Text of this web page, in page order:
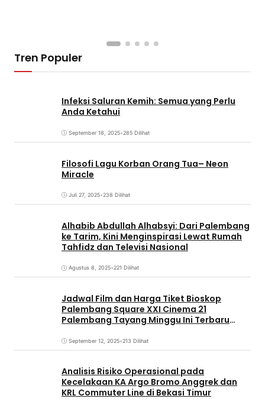
Tren Populer
Infeksi Saluran Kemih: Semua yang Perlu
Anda Ketahui
September 18, 2025•285 Dilihat
Filosofi Lagu Korban Orang Tua– Neon
Miracle
Juli 27, 2025•238 Dilihat
Alhabib Abdullah Alhabsyi: Dari Palembang
ke Tarim, Kini Menginspirasi Lewat Rumah
Tahfidz dan Televisi Nasional
Agustus 8, 2025•221 Dilihat
Jadwal Film dan Harga Tiket Bioskop
Palembang Square XXI Cinema 21
Palembang Tayang Minggu Ini Terbaru
September 12, 2025•213 Dilihat
Analisis Risiko Operasional pada
Kecelakaan KA Argo Bromo Anggrek dan
KRL Commuter Line di Bekasi Timur